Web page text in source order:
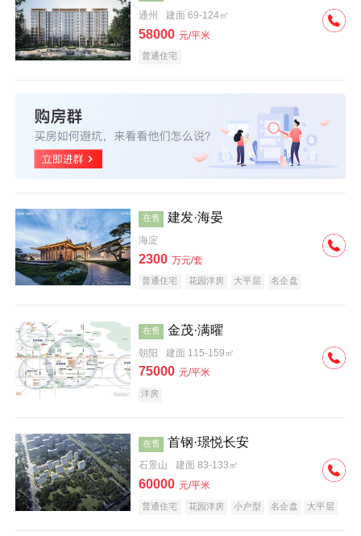
通州 建面 69-124㎡
58000 元/平米
普通住宅
在售 建发·海晏
海淀
2300 万元/套
普通住宅 花园洋房 大平层
名企盘
在售 金茂·满曜
朝阳 建面 115-159㎡
75000 元/平米
洋房
在售 首钢·璟悦长安
石景山 建面 83-133㎡
60000 元/平米
普通住宅 花园洋房 小户型 名企盘 大平层